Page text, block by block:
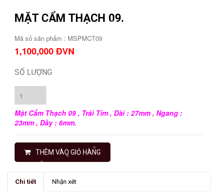
MẶT CẨM THẠCH 09.
Mã số sản phẩm : MSPMCT09
1,100,000 ĐVN
SỐ LƯỢNG
Mặt Cẩm Thạch 09 , Trái Tim , Dài : 27mm , Ngang :
23mm , Dầy : 6mm.
THÊM VÀO GIỎ HÀNG
Chi tiết Nhận xét